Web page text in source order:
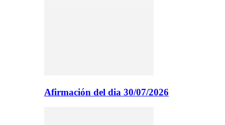
Afirmación del dia 30/07/2026